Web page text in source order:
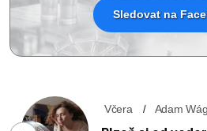
Sledovat na
Včera Adam